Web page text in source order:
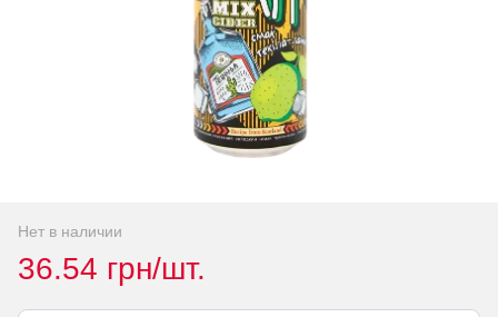
Нет в наличии
36.54 грн/шт.